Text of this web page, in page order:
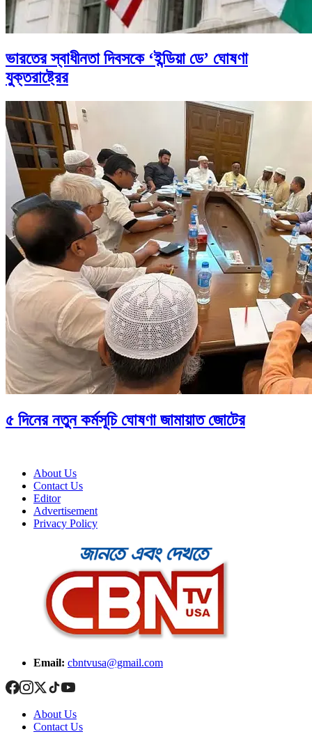
ভারতের স্বাধীনতা দিবসকে ‘ইন্ডিয়া ডে’ ঘোষণা
যুক্তরাষ্ট্রের
৫ দিনের নতুন কর্মসূচি ঘোষণা জামায়াত জোটের
About Us
Contact Us
Editor
Advertisement
Privacy Policy
Email: cbntvusa@gmail.com
About Us
Contact Us